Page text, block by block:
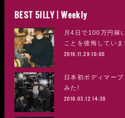
BEST 5ILLY | Weekly
月4日で100万円稼
ことを後悔していま
2016.11.29 10:00
日本初ボディマー
みた!
2016.03.12 14:30